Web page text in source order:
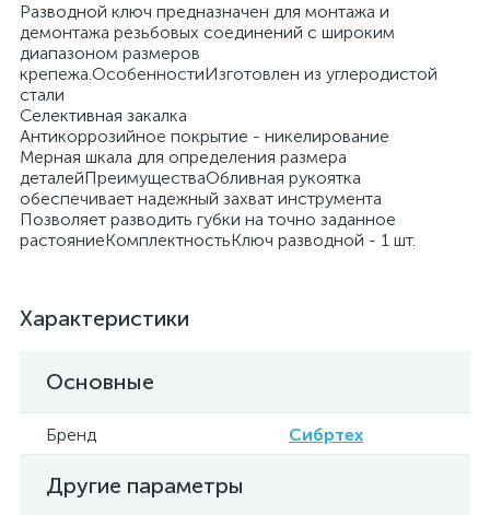
Разводной ключ предназначен для монтажа и
демонтажа резьбовых соединений с широким
диапазоном размеров
крепежа.ОсобенностиИзготовлен из углеродистой
стали
Селективная закалка
Антикоррозийное покрытие - никелирование
Мерная шкала для определения размера
деталейПреимуществаОбливная рукоятка
обеспечивает надежный захват инструмента
Позволяет разводить губки на точно заданное
растояниеКомплектностьКлюч разводной - 1 шт.
Характеристики
Основные
Бренд Сибртех
Другие параметры